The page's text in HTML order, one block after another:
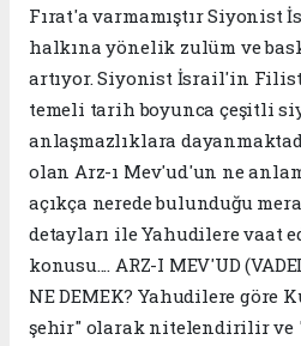
Fırat'a varmamıştır
halkına yönelik zulüm ve
artıyor. Siyonist İsrail'in
temeli tarih boyunca çeşitli
anlaşmazlıklara
olan Arz-ı Mev'ud'un ne
açıkça nerede bulunduğu
detayları ile Yahudilere vaat
konusu.... ARZ-I MEV'UD
NE DEMEK? Yahudilere göre
şehir" olarak nitelendirilir ve